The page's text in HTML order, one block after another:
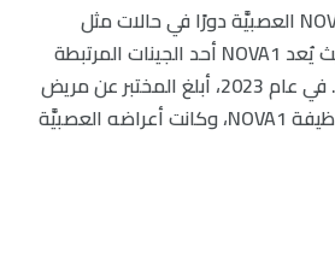
ربَّما تلعب مسارات NOVA1 العصبيَّة دورًا في حالات مثل
التوحُّد غير اللَّفظي، حيث يُعد NOVA1 أحد الجينات المرتبطة
باضطراب طيف التوحُّد. في عام 2023، أبلغ المختبر عن مريض
يعاني من قصور في وظيفة NOVA1، وكانت أعراضه العصبيَّة